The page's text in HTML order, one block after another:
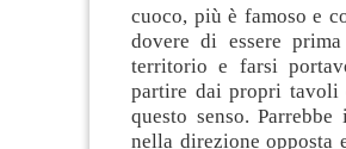
cuoco, più è famoso e
dovere di essere
territorio e farsi
partire dai propri tavoli
questo senso.
nella direzione opposta